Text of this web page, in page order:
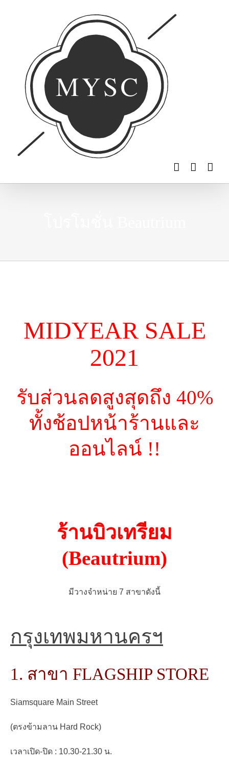
MIDYEAR SALE
2021
รับส่วนลดสูงสุดถึง 40%
ทั้งช้อปหน้าร้านและ
ออนไลน์ !!
ร้านบิวเทรียม
(Beautrium)
มีวางจำหน่าย 7 สาขาดังนี้
กรุงเทพมหานครฯ
1. สาขา FLAGSHIP STORE
Siamsquare Main Street
(ตรงข้ามลาน Hard Rock)
เวลาเปิด-ปิด : 10.30-21.30 น.